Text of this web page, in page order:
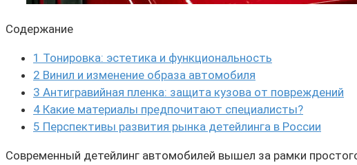
Содержание
1 Тонировка: эстетика и функциональность
2 Винил и изменение образа автомобиля
3 Антигравийная пленка: защита кузова от повреждений
4 Какие материалы предпочитают специалисты?
5 Перспективы развития рынка детейлинга в России
Современный детейлинг автомобилей вышел за рамки